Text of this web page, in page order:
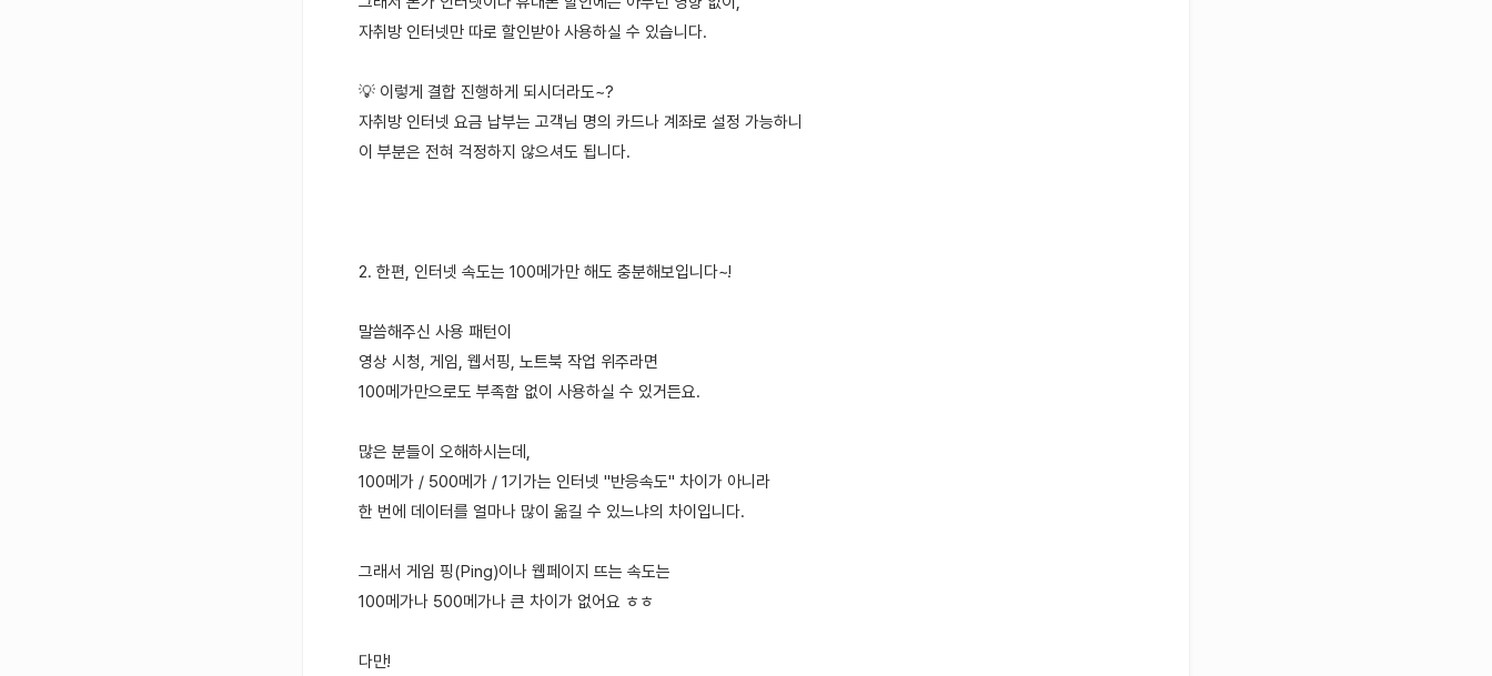
자취방 인터넷만 따로 할인받아 사용하실 수 있습니다.
💡 이렇게 결합 진행하게 되시더라도~?
자취방 인터넷 요금 납부는 고객님 명의 카드나 계좌로 설정 가능하니
이 부분은 전혀 걱정하지 않으셔도 됩니다.
2. 한편, 인터넷 속도는 100메가만 해도 충분해보입니다~!
말씀해주신 사용 패턴이
영상 시청, 게임, 웹서핑, 노트북 작업 위주라면
100메가만으로도 부족함 없이 사용하실 수 있거든요.
많은 분들이 오해하시는데,
100메가 / 500메가 / 1기가는 인터넷 "반응속도" 차이가 아니라
한 번에 데이터를 얼마나 많이 옮길 수 있느냐의 차이입니다.
그래서 게임 핑(Ping)이나 웹페이지 뜨는 속도는
100메가나 500메가나 큰 차이가 없어요 ㅎㅎ
다만!